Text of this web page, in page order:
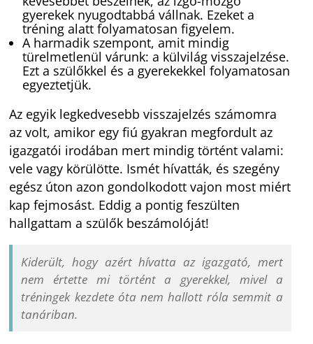
gyerekek nyugodtabbá vállnak. Ezeket a
tréning alatt folyamatosan figyelem.
A harmadik szempont, amit mindig
türelmetlenül várunk: a külvilág visszajelzése.
Ezt a szülőkkel és a gyerekekkel folyamatosan
egyeztetjük.
Az egyik legkedvesebb visszajelzés számomra
az volt, amikor egy fiú gyakran megfordult az
igazgatói irodában mert mindig történt valami:
vele vagy körülötte. Ismét hívatták, és szegény
egész úton azon gondolkodott vajon most miért
kap fejmosást. Eddig a pontig feszülten
hallgattam a szülők beszámolóját!
Kiderült, hogy azért hívatta az igazgató, mert
nem értette mi történt a gyerekkel, mivel a
tréningek kezdete óta nem hallott róla semmit a
tanáriban.